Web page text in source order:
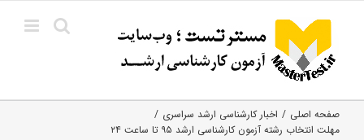
content
صفحه اصلی
اخبار کارشناسی ارشد سراسری
مهلت انتخاب رشته آزمون کارشناسی ارشد ۹۵ تا ساعت ۲۴